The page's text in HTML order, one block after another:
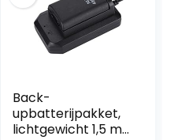
Back-
upbatterijpakket,
lichtgewicht 1,5 m